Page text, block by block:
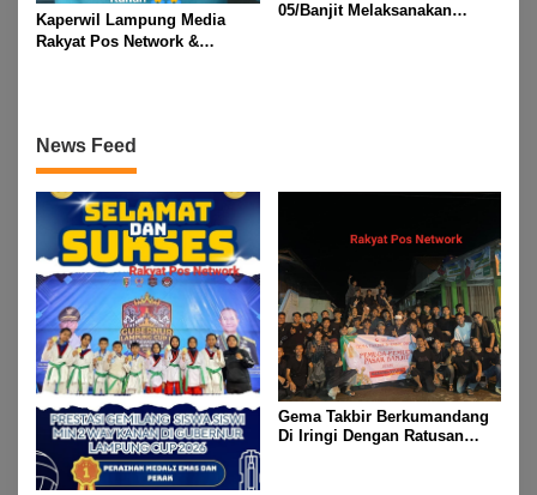
Kaperwil Lampung Media
Rakyat Pos Network &
Raya Idul Fitri 1447 Hijriah-
2026 M
05/Banjit Melaksanakan
News Feed
Gema Takbir Berkumandang
Di Iringi Dengan Ratusan